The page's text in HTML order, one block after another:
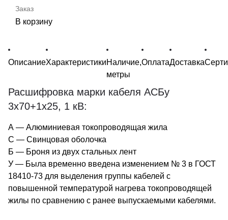
В корзину
ОписаниеХарактеристикиНаличие,
метры
ОплатаДоставка
Расшифровка марки кабеля АСБу
3х70+1х25, 1 кВ:
А — Алюминиевая токопроводящая жила
С — Свинцовая оболочка
Б — Броня из двух стальных лент
У — Была временно введена изменением № 3 в ГОСТ
18410-73 для выделения группы кабелей с
повышенной температурой нагрева токопроводящей
жилы по сравнению с ранее выпускаемыми кабелями.